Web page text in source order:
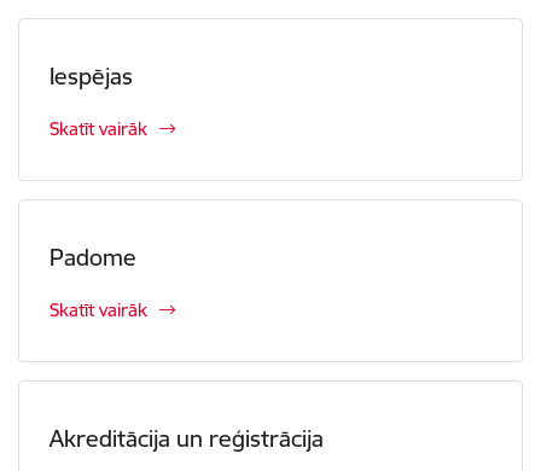
Iespējas
Skatīt vairāk
Padome
Skatīt vairāk
Akreditācija un reģistrācija